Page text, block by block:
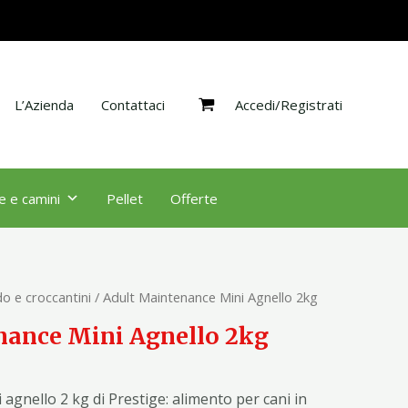
L’Azienda Contattaci Accedi/Registrati
e camini Pellet Offerte
e croccantini / Adult Maintenance Mini Agnello 2kg
Mini Agnello 2kg
2 kg di Prestige: alimento per cani in
2kg